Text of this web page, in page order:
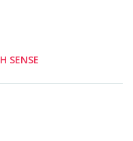
SENSE